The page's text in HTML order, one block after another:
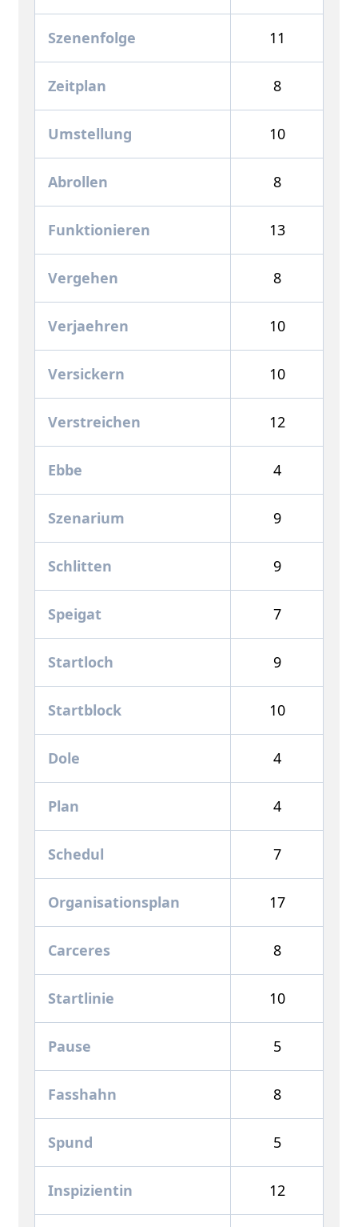
Szenenfolge 11
Zeitplan 8
Umstellung 10
Abrollen 8
Funktionieren 13
Vergehen 8
Verjaehren 10
Versickern 10
Verstreichen 12
Ebbe 4
Szenarium 9
Schlitten 9
Speigat 7
Startloch 9
Startblock 10
Dole 4
Plan 4
Schedul 7
Organisationsplan 17
Carceres 8
Startlinie 10
Pause 5
Fasshahn 8
Spund 5
Inspizientin 12